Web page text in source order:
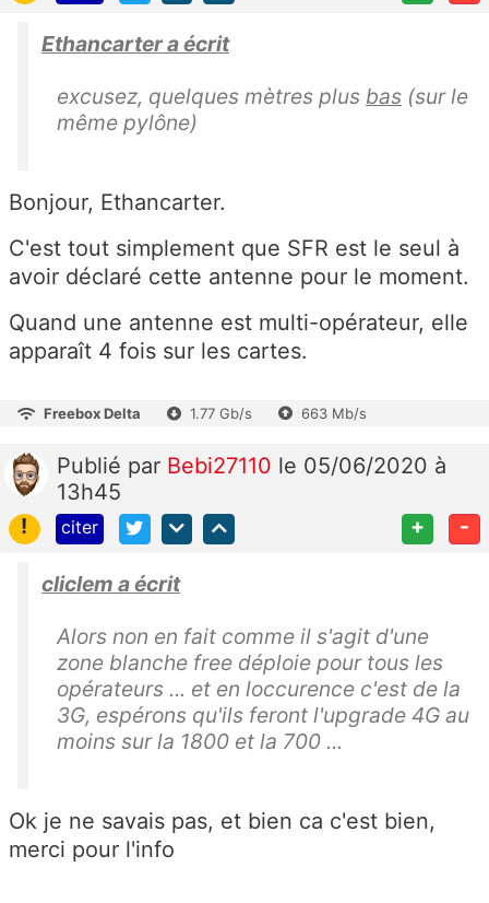
Ethancarter a écrit
excusez, quelques mètres plus bas (sur le
même pylône)
Bonjour, Ethancarter.
C'est tout simplement que SFR est le seul à
avoir déclaré cette antenne pour le moment.
Quand une antenne est multi-opérateur, elle
apparaît 4 fois sur les cartes.
Freebox Delta 1.77 Gb/s 663 Mb/s
Publié par Bebi27110 le 05/06/2020 à
13h45
!
citer + -
cliclem a écrit
Alors non en fait comme il s'agit d'une
zone blanche free déploie pour tous les
opérateurs ... et en loccurence c'est de la
3G, espérons qu'ils feront l'upgrade 4G au
moins sur la 1800 et la 700 ...
Ok je ne savais pas, et bien ca c'est bien,
merci pour l'info